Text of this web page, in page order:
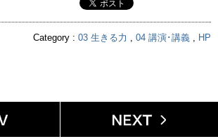
Category : 03 生きる力 , 04 講演･講義 , HP